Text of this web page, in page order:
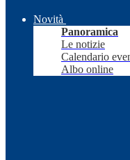
Novità
Panoramica
Le notizie
Calendario
Albo online